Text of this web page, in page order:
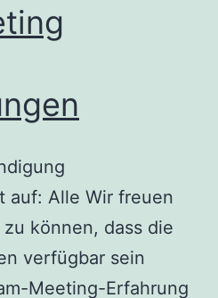
auf: Alle Wir freuen
können, dass die
verfügbar sein
Meeting-Erfahrung